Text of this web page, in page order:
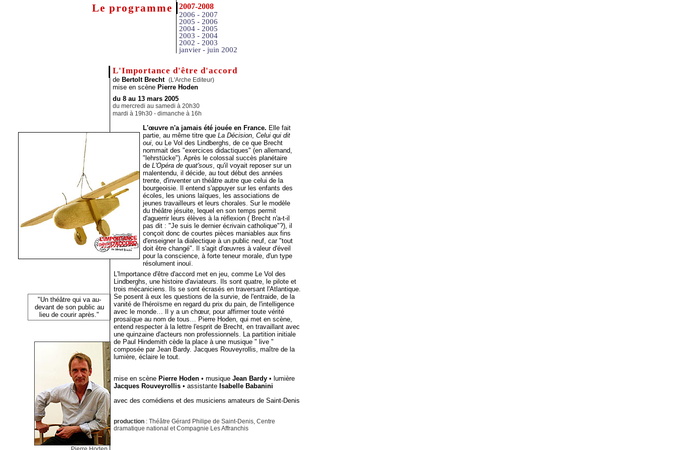
Le programme 2007-2008
2006 - 2007
2005 - 2006
2004 - 2005
2003 - 2004
2002 - 2003
janvier - juin 2002
L'Importance d'être d'accord
de Bertolt Brecht (L'Arche Editeur)
mise en scène Pierre Hoden
du 8 au 13 mars 2005
du mercredi au samedi à 20h30
mardi à 19h30 - dimanche à 16h
L'œuvre n'a jamais été jouée en France. Elle fait
partie, au même titre que La Décision, Celui qui dit
oui, ou Le Vol des Lindberghs, de ce que Brecht
nommait des "exercices didactiques" (en allemand,
"lehrstücke"). Après le colossal succès planétaire
de L'Opéra de quat'sous, qu'il voyait reposer sur un
malentendu, il décide, au tout début des années
trente, d'inventer un théâtre autre que celui de la
bourgeoisie. Il entend s'appuyer sur les enfants des
écoles, les unions laïques, les associations de
jeunes travailleurs et leurs chorales. Sur le modèle
du théâtre jésuite, lequel en son temps permit
d'aguerrir leurs élèves à la réflexion ( Brecht n'a-t-il
pas dit : "Je suis le dernier écrivain catholique"?), il
conçoit donc de courtes pièces maniables aux fins
d'enseigner la dialectique à un public neuf, car "tout
doit être changé". Il s'agit d'œuvres à valeur d'éveil
pour la conscience, à forte teneur morale, d'un type
résolument inouï.
"Un théâtre qui va au-
devant de son public au
lieu de courir après."
L'Importance d'être d'accord met en jeu, comme Le Vol des
Lindberghs, une histoire d'aviateurs. Ils sont quatre, le pilote et
trois mécaniciens. Ils se sont écrasés en traversant l'Atlantique.
Se posent à eux les questions de la survie, de l'entraide, de la
vanité de l'héroïsme en regard du prix du pain, de l'intelligence
avec le monde… Il y a un chœur, pour affirmer toute vérité
prosaïque au nom de tous… Pierre Hoden, qui met en scène,
entend respecter à la lettre l'esprit de Brecht, en travaillant avec
une quinzaine d'acteurs non professionnels. La partition initiale
de Paul Hindemith cède la place à une musique " live "
composée par Jean Bardy. Jacques Rouveyrollis, maître de la
lumière, éclaire le tout.
mise en scène Pierre Hoden • musique Jean Bardy • lumière
Jacques Rouveyrollis • assistante Isabelle Babanini
avec des comédiens et des musiciens amateurs de Saint-Denis
production : Théâtre Gérard Philipe de Saint-Denis, Centre
dramatique national et Compagnie Les Affranchis